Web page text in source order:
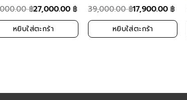
฿27,000.00฿
หยิบใส่ตะกร้า
39,000.00฿17,900.00฿
หยิบใส่ตะกร้า